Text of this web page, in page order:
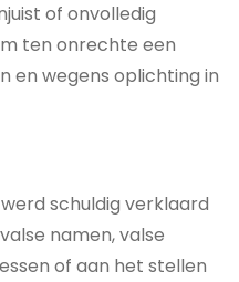
of onvolledig
ten onrechte een
en wegens oplichting in
schuldig verklaard
namen, valse
of aan het stellen